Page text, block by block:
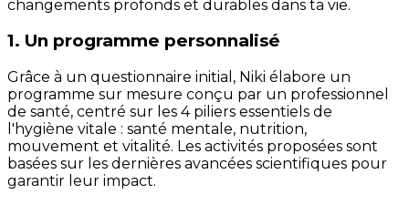
changements profonds et durables dans ta vie.
1. Un programme personnalisé
Grâce à un questionnaire initial, Niki élabore un
programme sur mesure conçu par un professionnel
de santé, centré sur les 4 piliers essentiels de
l'hygiène vitale : santé mentale, nutrition,
mouvement et vitalité. Les activités proposées sont
basées sur les dernières avancées scientifiques pour
garantir leur impact.